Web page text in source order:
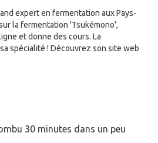
expert en fermentation aux Pays-
la fermentation 'Tsukémono',
et donne des cours. La
spécialité ! Découvrez son site web
30 minutes dans un peu